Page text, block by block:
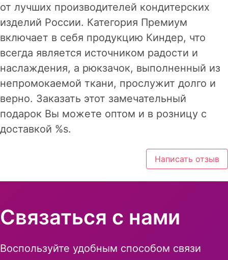
от лучших производителей кондитерских
изделий России. Категория Премиум
включает в себя продукцию Киндер, что
всегда является источником радости и
наслаждения, а рюкзачок, выполненный из
непромокаемой ткани, прослужит долго и
верно. Заказать этот замечательный
подарок Вы можете оптом и в розницу с
доставкой %s.
Написать отзыв
Связаться с нами
Воспользуйте удобным способом связи